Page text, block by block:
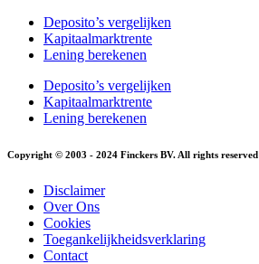
Deposito’s vergelijken
Kapitaalmarktrente
Lening berekenen
Deposito’s vergelijken
Kapitaalmarktrente
Lening berekenen
Copyright © 2003 - 2024 Finckers BV. All rights reserved
Disclaimer
Over Ons
Cookies
Toegankelijkheidsverklaring
Contact